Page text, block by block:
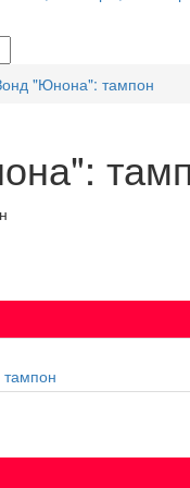
"Юнона": тампон